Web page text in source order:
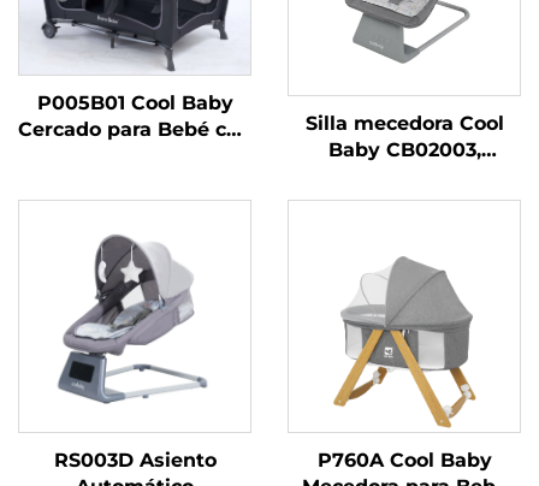
P005B01 Cool Baby
Cercado para Bebé con
para Recién Nacidos y
Niños Pequeños
Silla mecedora Cool
Baby CB02003,
para bebés recién
con Bluetooth
habilitado
RS003D Asiento
P760A Cool Baby